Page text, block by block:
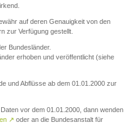
auf deren Genauigkeit von den
zur Verfügung gestellt.
Bundesländer.
erhoben und veröffentlicht (siehe
und Abflüsse ab dem 01.01.2000 zur
vor dem 01.01.2000, dann wenden
↗ oder an die Bundesanstalt für